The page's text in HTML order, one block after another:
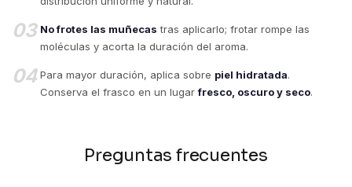
03 No frotes las muñecas tras aplicarlo; frotar rompe las
moléculas y acorta la duración del aroma.
04 Para mayor duración, aplica sobre piel hidratada.
Conserva el frasco en un lugarfresco, oscuro y seco.
Preguntas frecuentes